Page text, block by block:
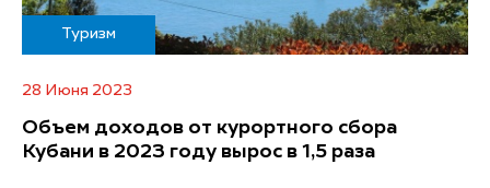
Туризм
28 Июня 2023
Объем доходов от курортного сбора
Кубани в 2023 году вырос в 1,5 раза